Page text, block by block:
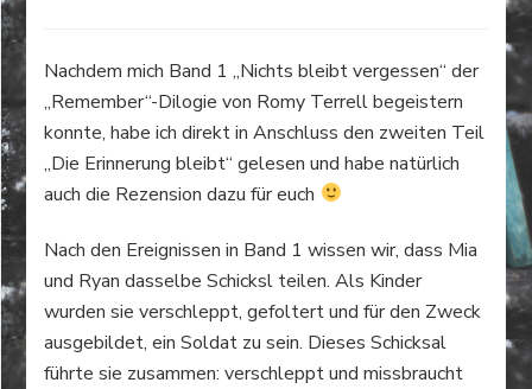
Nachdem mich Band 1 „Nichts bleibt vergessen“ der
„Remember“-Dilogie von Romy Terrell begeistern
konnte, habe ich direkt in Anschluss den zweiten Teil
„Die Erinnerung bleibt“ gelesen und habe natürlich
auch die Rezension dazu für euch
Nach den Ereignissen in Band 1 wissen wir, dass Mia
und Ryan dasselbe Schicksl teilen. Als Kinder
wurden sie verschleppt, gefoltert und für den Zweck
ausgebildet, ein Soldat zu sein. Dieses Schicksal
führte sie zusammen: verschleppt und missbraucht